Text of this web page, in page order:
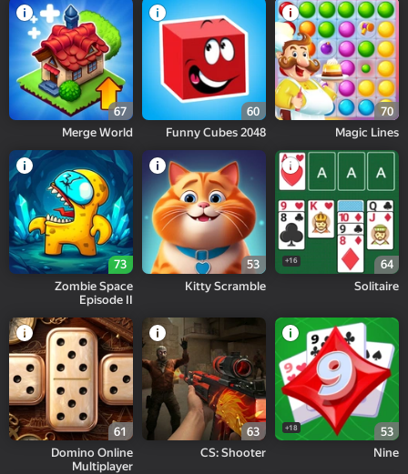
70
Magic Lines
60
Funny Cubes 2048
67
Merge World
64
16+
Solitaire
53
Kitty Scramble
73
Zombie Space
Episode II
53
18+
Nine
63
CS: Shooter
61
Domino Online
Multiplayer